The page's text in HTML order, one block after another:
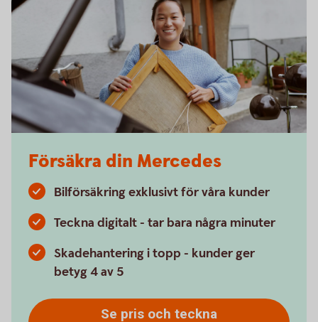
Försäkra din Mercedes
Bilförsäkring exklusivt för våra kunder
Teckna digitalt - tar bara några minuter
Skadehantering i topp - kunder ger
betyg 4 av 5
Se pris och teckna